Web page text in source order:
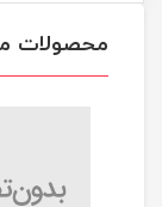
محصولات